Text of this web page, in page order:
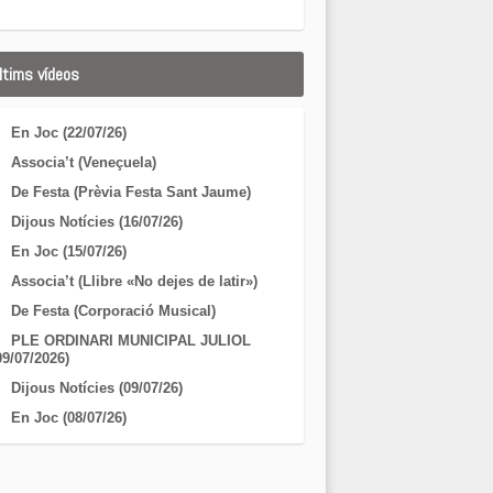
vídeos
En Joc (22/07/26)
Associa’t (Veneçuela)
De Festa (Prèvia Festa Sant Jaume)
Dijous Notícies (16/07/26)
En Joc (15/07/26)
Associa’t (Llibre «No dejes de latir»)
De Festa (Corporació Musical)
PLE ORDINARI MUNICIPAL JULIOL
07/2026)
Dijous Notícies (09/07/26)
En Joc (08/07/26)